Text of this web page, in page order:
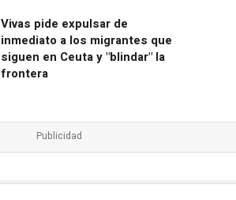
Vivas pide expulsar de
inmediato a los migrantes que
siguen en Ceuta y "blindar" la
frontera